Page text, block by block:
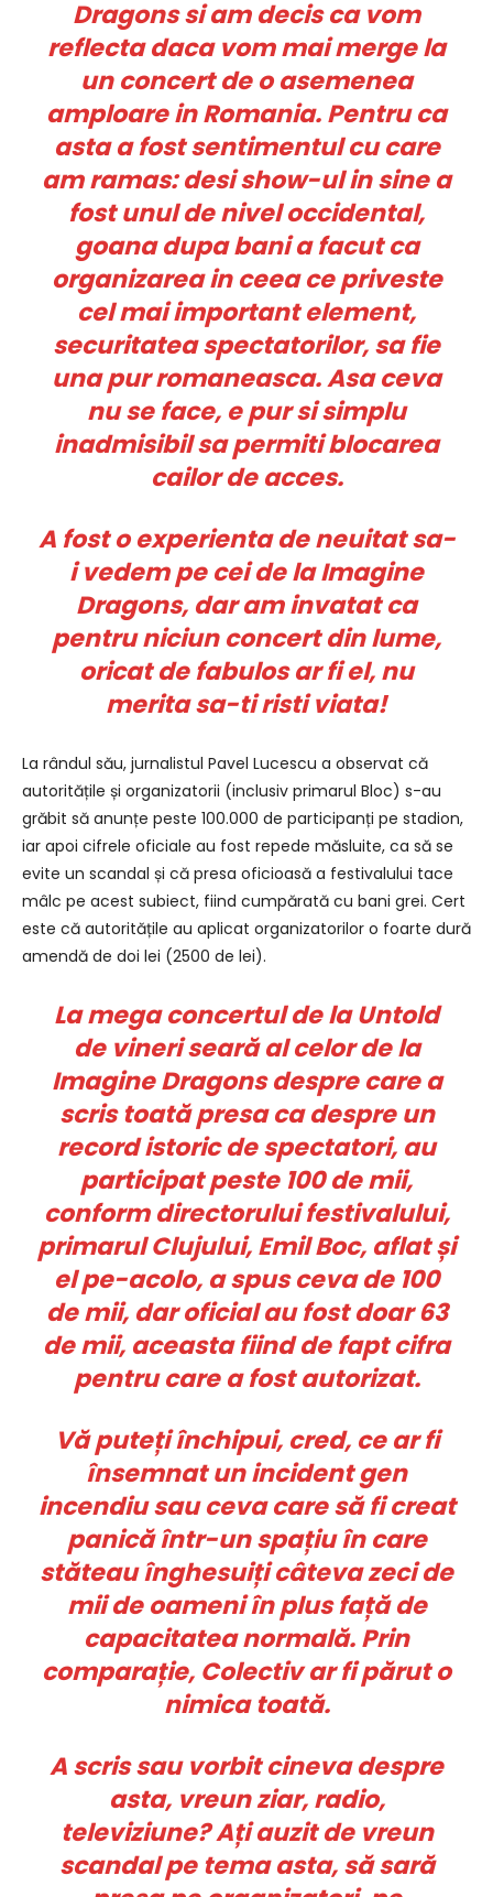
Dragons si am decis ca vom
reflecta daca vom mai merge la
un concert de o asemenea
amploare in Romania. Pentru ca
asta a fost sentimentul cu care
am ramas: desi show-ul in sine a
fost unul de nivel occidental,
goana dupa bani a facut ca
organizarea in ceea ce priveste
cel mai important element,
securitatea spectatorilor, sa fie
una pur romaneasca. Asa ceva
nu se face, e pur si simplu
inadmisibil sa permiti blocarea
cailor de acces.
A fost o experienta de neuitat sa-
i vedem pe cei de la Imagine
Dragons, dar am invatat ca
pentru niciun concert din lume,
oricat de fabulos ar fi el, nu
merita sa-ti risti viata!
La rândul său, jurnalistul Pavel Lucescu a observat că
autoritățile și organizatorii (inclusiv primarul Bloc) s-au
grăbit să anunțe peste 100.000 de participanți pe stadion,
iar apoi cifrele oficiale au fost repede măsluite, ca să se
evite un scandal și că presa oficioasă a festivalului tace
mâlc pe acest subiect, fiind cumpărată cu bani grei. Cert
este că autoritățile au aplicat organizatorilor o foarte dură
amendă de doi lei (2500 de lei).
La mega concertul de la Untold
de vineri seară al celor de la
Imagine Dragons despre care a
scris toată presa ca despre un
record istoric de spectatori, au
participat peste 100 de mii,
conform directorului festivalului,
primarul Clujului, Emil Boc, aflat și
el pe-acolo, a spus ceva de 100
de mii, dar oficial au fost doar 63
de mii, aceasta fiind de fapt cifra
pentru care a fost autorizat.
Vă puteți închipui, cred, ce ar fi
însemnat un incident gen
incendiu sau ceva care să fi creat
panică într-un spațiu în care
stăteau înghesuiți câteva zeci de
mii de oameni în plus față de
capacitatea normală. Prin
comparație, Colectiv ar fi părut o
nimica toată.
A scris sau vorbit cineva despre
asta, vreun ziar, radio,
televiziune? Ați auzit de vreun
scandal pe tema asta, să sară